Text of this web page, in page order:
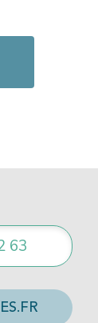
63